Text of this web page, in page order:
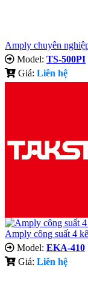
Amply chuyên
Model: TS-500PI
Giá: Liên hệ
Amply công suất 4
Model: EKA-410
Giá: Liên hệ